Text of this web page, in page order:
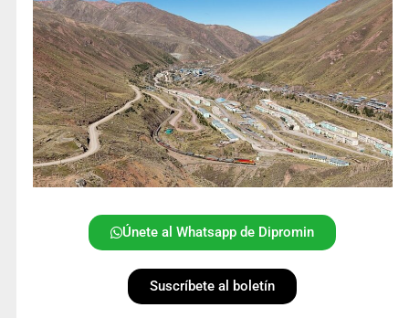
Únete al Whatsapp de Dipromin
Suscríbete al boletín